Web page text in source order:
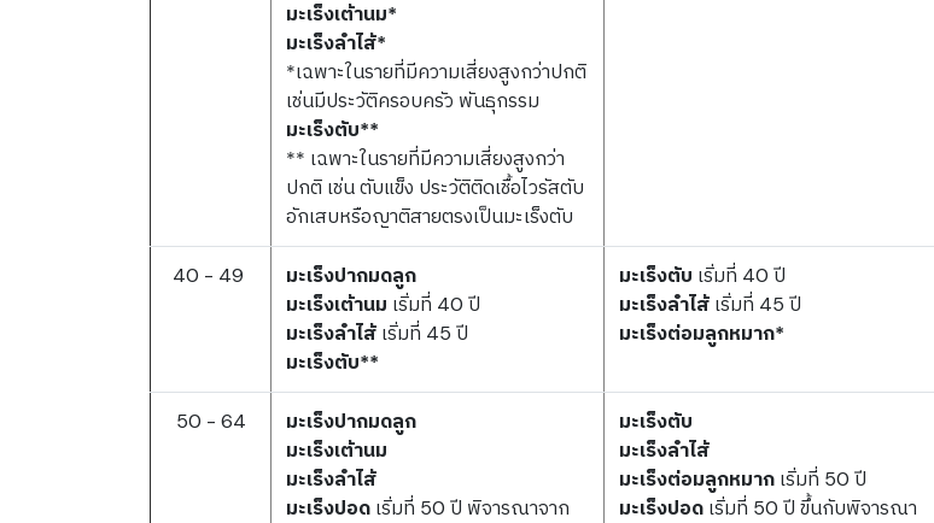
มะเร็งเต้านม*
มะเร็งลำไส้*
*เฉพาะในรายที่มีความเสี่ยงสูงกว่าปกติ
เช่นมีประวัติครอบครัว พันธุกรรม
มะเร็งตับ**
** เฉพาะในรายที่มีความเสี่ยงสูงกว่า
ปกติ เช่น ตับแข็ง ประวัติติดเชื้อไวรัสตับ
อักเสบหรือญาติสายตรงเป็นมะเร็งตับ
40 - 49
มะเร็งปากมดลูก
มะเร็งเต้านม เริ่มที่ 40 ปี
มะเร็งลำไส้ เริ่มที่ 45 ปี
มะเร็งตับ**
มะเร็งตับ เริ่มที่ 40 ปี
มะเร็งลำไส้ เริ่มที่ 45 ปี
มะเร็งต่อมลูกหมาก*
50 - 64
มะเร็งปากมดลูก
มะเร็งเต้านม
มะเร็งลำไส้
มะเร็งปอด เริ่มที่ 50 ปี พิจารณาจาก
มะเร็งตับ
มะเร็งลำไส้
มะเร็งต่อมลูกหมาก เริ่มที่ 50 ปี
มะเร็งปอด เริ่มที่ 50 ปี ขึ้นกับพิจารณา